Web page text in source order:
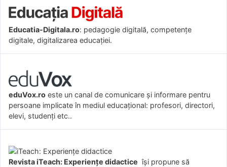
Educatia-Digitala.ro: pedagogie digitală, competențe
digitale, digitalizarea educației.
eduVox.ro este un canal de comunicare și informare pentru
persoane implicate în mediul educațional: profesori, directori,
elevi, studenți etc..
Revista iTeach: Experienţe didactice îşi propune să